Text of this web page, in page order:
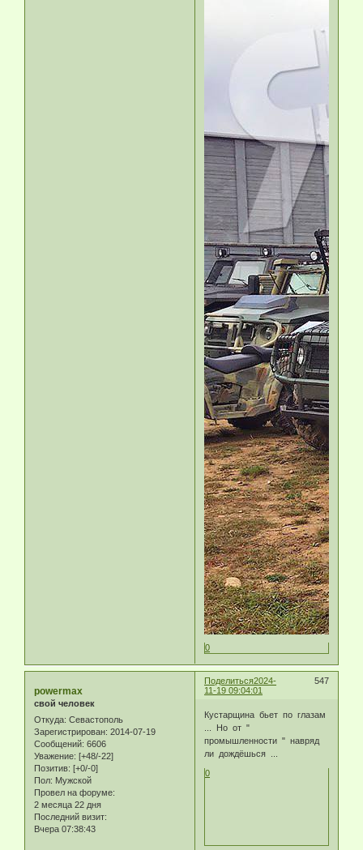
0
Поделиться 547
2024-
11-19 09:04:01
powermax
свой человек
Откуда: Севастополь
Зарегистрирован: 2014-07-19
Сообщений: 6606
Уважение: [+48/-22]
Позитив: [+0/-0]
Пол: Мужской
Провел на форуме:
2 месяца 22 дня
Последний визит:
Вчера 07:38:43
Кустарщина бьет по глазам
... Но от "
промышленности " навряд
ли дождёшься ...
0